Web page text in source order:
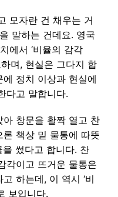
모자란 건 채우는 거
말하는 건데요. 영국
에서 ‘비율의 감각
며, 현실은 그다지 합
정치 이상과 현실에
다고 말합니다.
창문을 활짝 열고 찬
책상 밑 물통에 따뜻
썼다고 합니다. 찬
각이고 뜨거운 물통은
하는데, 이 역시 ‘비
보입니다.